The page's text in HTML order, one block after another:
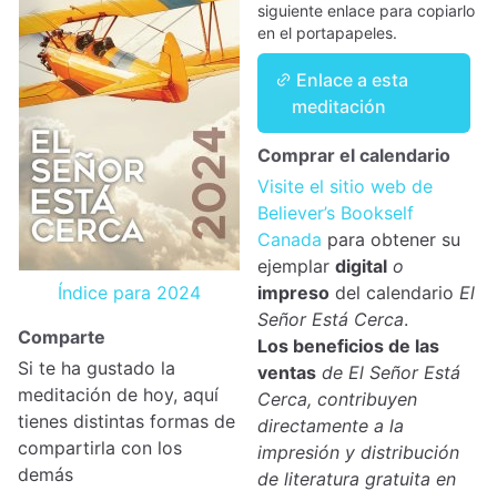
Índice para 2024
Comparte
Si te ha gustado la
meditación de hoy, aquí
tienes distintas formas de
compartirla con los
demás
siguiente enlace para copiarlo
en el portapapeles.
Enlace a esta
meditación
Comprar el calendario
Visite el sitio web de
Believer’s Bookself
Canada para obtener su
ejemplar digital o
impreso del calendario El
Señor Está Cerca.
Los beneficios de las
ventas de El Señor Está
Cerca, contribuyen
directamente a la
impresión y distribución
de literatura gratuita en